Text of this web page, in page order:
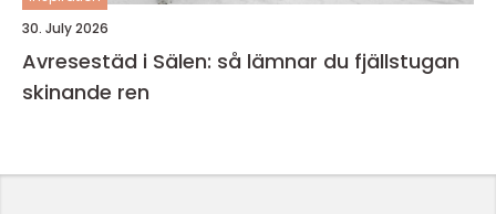
30. July 2026
Avresestäd i Sälen: så lämnar du fjällstugan
skinande ren